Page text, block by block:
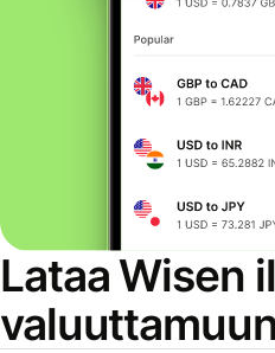
Lataa Wisen